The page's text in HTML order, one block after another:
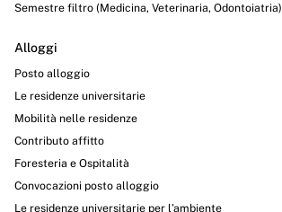
Semestre filtro (Medicina, Veterinaria, Odontoiatria)
Alloggi
Posto alloggio
Le residenze universitarie
Mobilità nelle residenze
Contributo affitto
Foresteria e Ospitalità
Convocazioni posto alloggio
Le residenze universitarie per l’ambiente